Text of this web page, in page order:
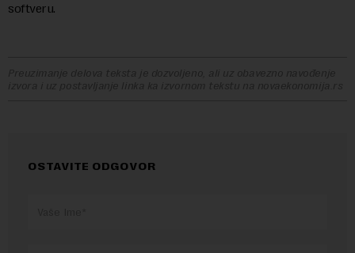
softveru.
Preuzimanje delova teksta je dozvoljeno, ali uz obavezno navođenje
izvora i uz postavljanje linka ka izvornom tekstu na novaekonomija.rs
OSTAVITE ODGOVOR